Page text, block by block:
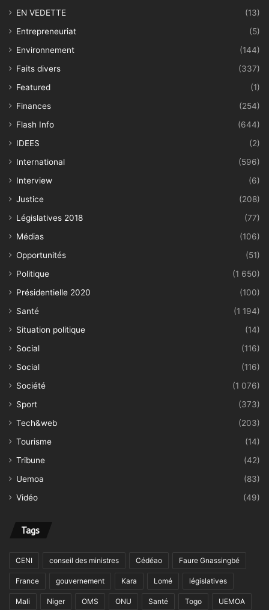
EN VEDETTE
(13)
Entrepreneuriat
(5)
Environnement
(144)
Faits divers
(337)
Featured
(1)
Finances
(254)
Flash Info
(644)
IDEES
(2)
International
(596)
Interview
(6)
Justice
(208)
Législatives 2018
(77)
Médias
(106)
Opportunités
(51)
Politique
(1 650)
Présidentielle 2020
(100)
Santé
(1 194)
Situation politique
(14)
Social
(116)
Social
(116)
Société
(1 076)
Sport
(373)
Tech&web
(203)
Tourisme
(14)
Tribune
(42)
Uemoa
(83)
Vidéo
(49)
Tags
CENI conseil des ministres Cédéao Faure Gnassingbé
France gouvernement Kara Lomé législatives
Mali Niger OMS ONU Santé Togo UEMOA